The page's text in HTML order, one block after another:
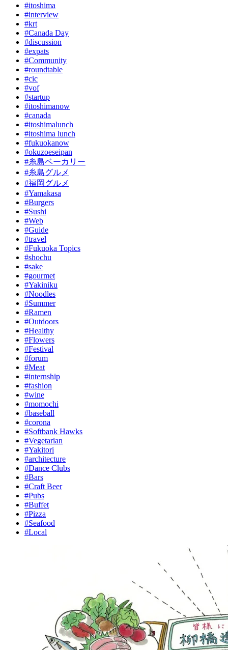
#itoshima
#interview
#krt
#Canada Day
#discussion
#expats
#Community
#roundtable
#cic
#vof
#startup
#itoshimanow
#canada
#itoshimalunch
#itoshima lunch
#fukuokanow
#okuzoeseipan
#糸島ベーカリー
#糸島グルメ
#福岡グルメ
#Yamakasa
#Burgers
#Sushi
#Web
#Guide
#travel
#Fukuoka Topics
#shochu
#sake
#gourmet
#Yakiniku
#Noodles
#Summer
#Ramen
#Outdoors
#Healthy
#Flowers
#Festival
#forum
#Meat
#internship
#fashion
#wine
#momochi
#baseball
#corona
#Softbank Hawks
#Vegetarian
#Yakitori
#architecture
#Dance Clubs
#Bars
#Craft Beer
#Pubs
#Buffet
#Pizza
#Seafood
#Local